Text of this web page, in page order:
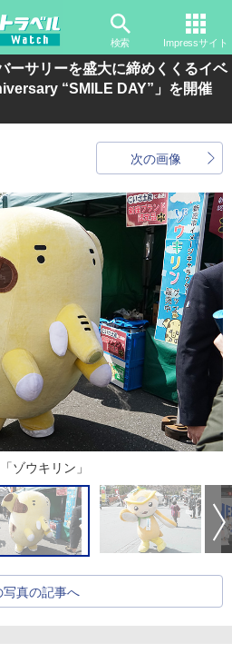
検索 Impressサイト
ーサリーを盛大に締めくくるイベ
“SMILE DAY”」を開催
次の画像
ゾウキリン」
写真の記事へ